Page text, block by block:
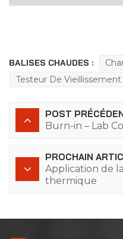
BALISES CHAUDES :
Testeur De
POST
Burn-in – Lab
PROCHAIN
Application de
thermique